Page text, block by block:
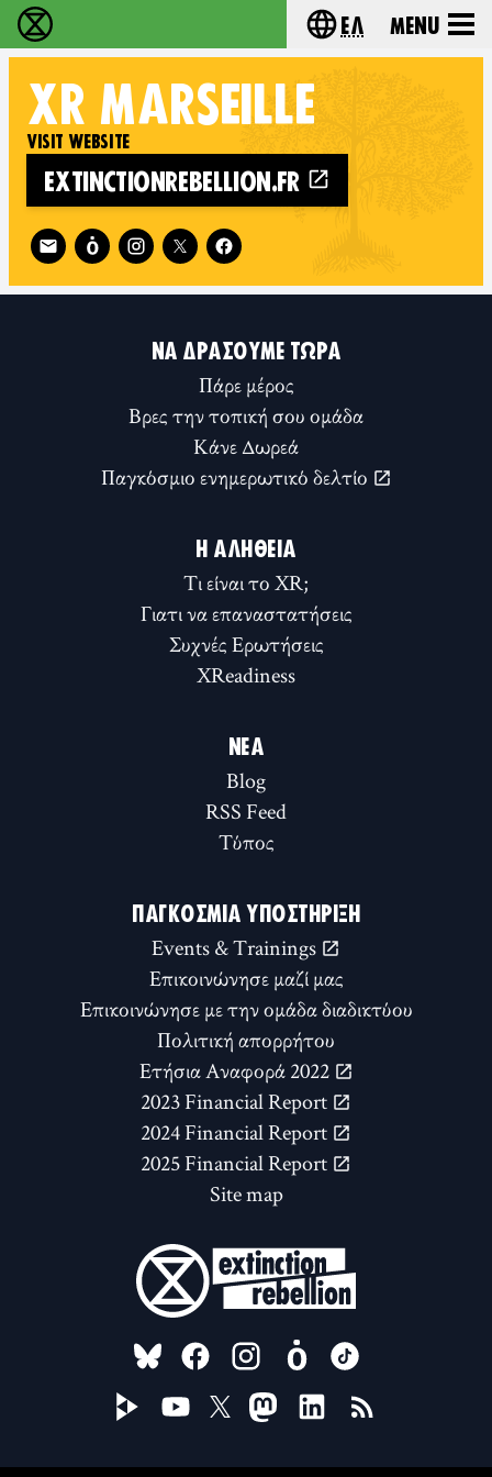
Extinction Rebellion - Home Choose your
Ελ Menu
XR MARSEILLE
VISIT WEBSITE
EXTINCTIONREBELLION.FR
Follow XR Marseille on
ΝΑ ΔΡΆΣΟΥΜΕ ΤΏΡΑ
Πάρε μέρος
Βρες την τοπική σου ομάδα
Κάνε Δωρεά
Παγκόσμιο ενημερωτικό δελτίο
Η ΑΛΉΘΕΙΑ
Τι είναι το XR;
Γιατι να επαναστατήσεις
Συχνές Ερωτήσεις
XReadiness
ΝΈΑ
Blog
RSS Feed
Τύπος
ΠΑΓΚΌΣΜΙΑ ΥΠΟΣΤΉΡΙΞΗ
Events & Trainings
Επικοινώνησε μαζί μας
Επικοινώνησε με την ομάδα διαδικτύου
Πολιτική απορρήτου
Ετήσια Αναφορά 2022
2023 Financial Report
2024 Financial Report
2025 Financial Report
Site map
FOLLOW US ON